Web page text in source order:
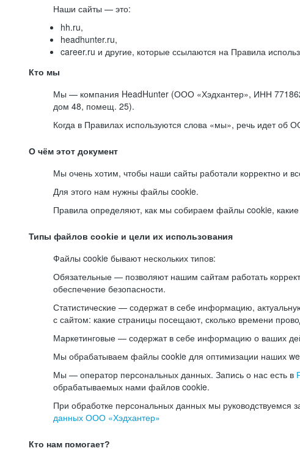
Наши сайты — это:
hh.ru,
headhunter.ru,
career.ru и другие, которые ссылаются на Правила
Кто мы
Мы — компания HeadHunter (ООО «Хэдхантер», ИНН
дом 48, помещ. 25).
Когда в Правилах используются слова «мы», речь идет об
О чём этот документ
Мы очень хотим, чтобы наши сайты работали корректно и
Для этого нам нужны файлы cookie.
Правила определяют, как мы собираем файлы cookie,
Типы файлов cookie и цели их использования
Файлы cookie бывают нескольких типов:
Обязательные — позволяют нашим сайтам работать
обеспечение безопасности.
Статистические — содержат в себе информацию,
с сайтом: какие страницы посещают, сколько времени
Маркетинговые — содержат в себе информацию о ваших
Мы обрабатываем файлы cookie для оптимизации наших
Мы — оператор персональных данных. Запись о нас есть в
обрабатываемых нами файлов cookie.
При обработке персональных данных мы руководствуемся
данных ООО «Хэдхантер»
Кто нам помогает?